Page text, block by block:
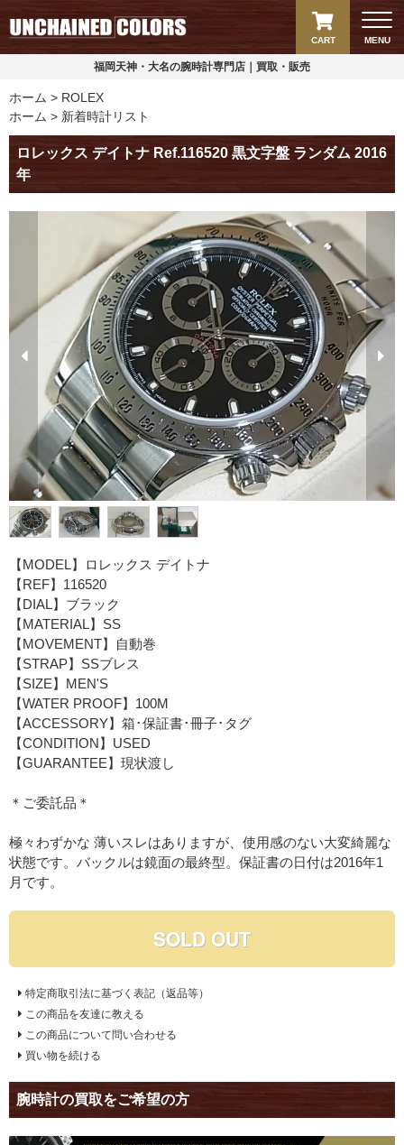
MENU
CART
福岡天神・大名の腕時計専門店｜買取・販売
ホーム
ROLEX
ホーム
新着時計リスト
ロレックス デイトナ Ref.116520 黒文字盤 ランダム 2016
年
【MODEL】ロレックス デイトナ
【REF】116520
【DIAL】ブラック
【MATERIAL】SS
【MOVEMENT】自動巻
【STRAP】SSブレス
【SIZE】MEN'S
【WATER PROOF】100M
【ACCESSORY】箱･保証書･冊子･タグ
【CONDITION】USED
【GUARANTEE】現状渡し
＊ご委託品＊
極々わずかな 薄いスレはありますが、使用感のない大変綺麗な
状態です。バックルは鏡面の最終型。保証書の日付は2016年1
月です。
SOLD OUT
特定商取引法に基づく表記（返品等）
この商品を友達に教える
この商品について問い合わせる
買い物を続ける
腕時計の買取をご希望の方